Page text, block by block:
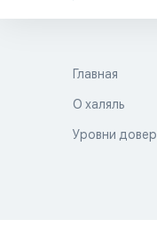
Главная
О халяль
Уровни